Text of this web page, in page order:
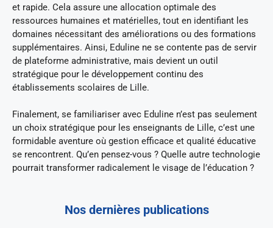
et rapide. Cela assure une allocation optimale des
ressources humaines et matérielles, tout en identifiant les
domaines nécessitant des améliorations ou des formations
supplémentaires. Ainsi, Eduline ne se contente pas de servir
de plateforme administrative, mais devient un outil
stratégique pour le développement continu des
établissements scolaires de Lille.
Finalement, se familiariser avec Eduline n’est pas seulement
un choix stratégique pour les enseignants de Lille, c’est une
formidable aventure où gestion efficace et qualité éducative
se rencontrent. Qu’en pensez-vous ? Quelle autre technologie
pourrait transformer radicalement le visage de l’éducation ?
Nos dernières publications